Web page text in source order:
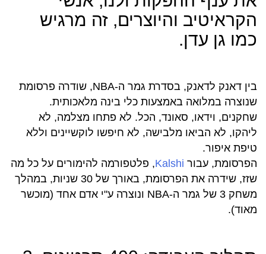
הקראיטיב והיוצרים, זה מרגיש
כמו גן עדן.
בין דאנק לדאנק, בסדרת גמר ה-NBA, שודרה פרסומת
שנוצרה במלואה באמצעות כלי בינה מלאכותית.
שחקנים, וידאו, סאונד, הכל. לא פתחו מצלמה, לא
ליהקו, לא הביאו מלבישה, לא חיפשו לוקשיינים וללא
טיפת איפור.
הפרסומת, עבור Kalshi, פלטפורמה להימורים על כל מה
שזז, שידרה את הפרסומת, באורך של 30 שניות, במהלך
משחק 3 של גמר ה-NBA ונוצרה ע"י אדם אחד (מוכשר
מאוד).